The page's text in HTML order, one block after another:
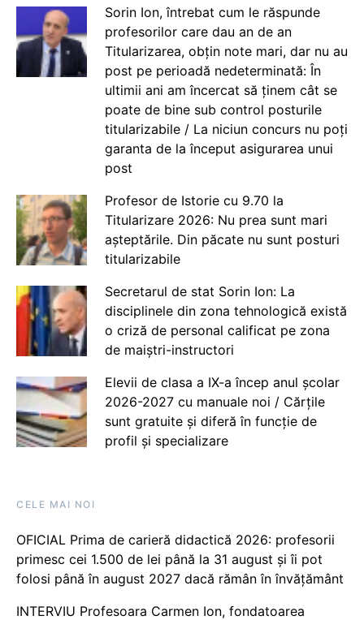
Sorin Ion, întrebat cum le răspunde
profesorilor care dau an de an
Titularizarea, obțin note mari, dar nu au
post pe perioadă nedeterminată: În
ultimii ani am încercat să ținem cât se
poate de bine sub control posturile
titularizabile / La niciun concurs nu poți
garanta de la început asigurarea unui
post
Profesor de Istorie cu 9.70 la
Titularizare 2026: Nu prea sunt mari
așteptările. Din păcate nu sunt posturi
titularizabile
Secretarul de stat Sorin Ion: La
disciplinele din zona tehnologică există
o criză de personal calificat pe zona
de maiștri-instructori
Elevii de clasa a IX-a încep anul școlar
2026-2027 cu manuale noi / Cărțile
sunt gratuite și diferă în funcție de
profil și specializare
CELE MAI NOI
OFICIAL Prima de carieră didactică 2026: profesorii
primesc cei 1.500 de lei până la 31 august și îi pot
folosi până în august 2027 dacă rămân în învățământ
INTERVIU Profesoara Carmen Ion, fondatoarea